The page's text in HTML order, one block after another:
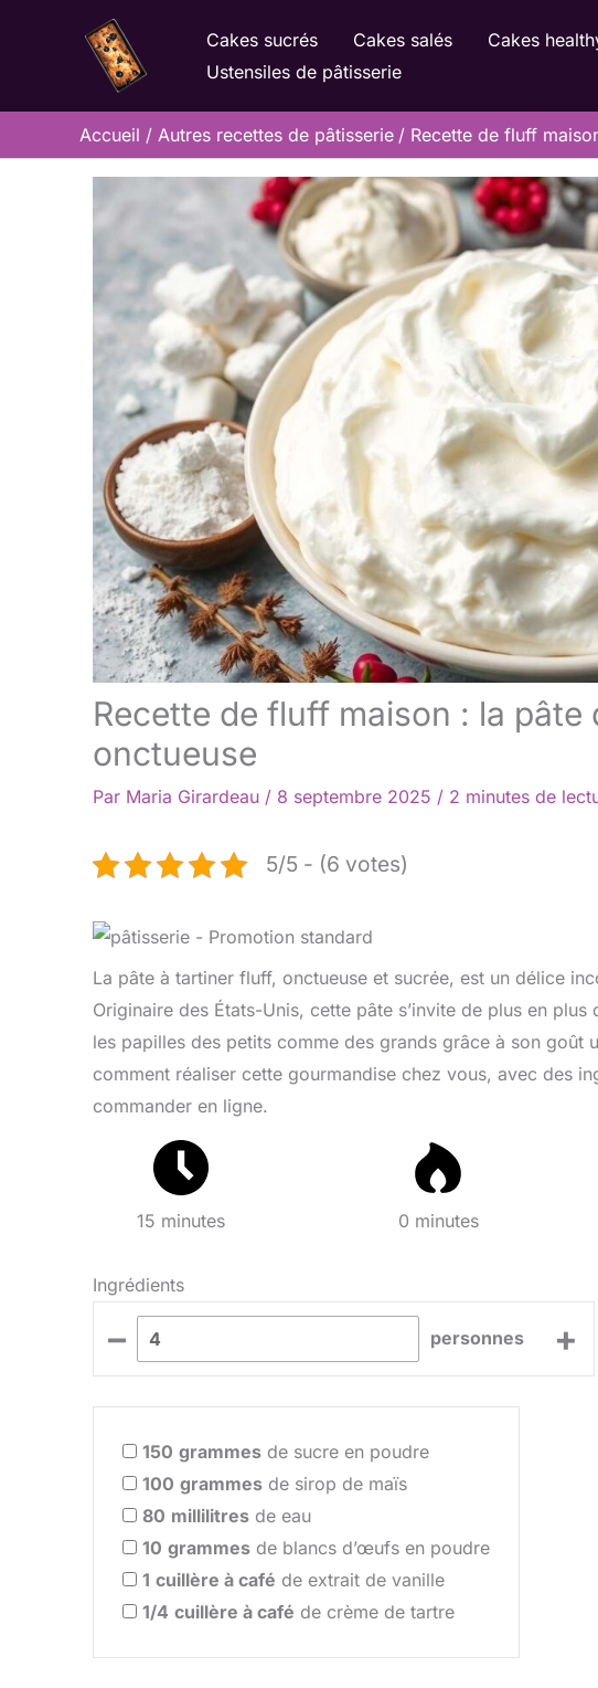
Cakes sucrés Cakes salés Cakes
Ustensiles de pâtisserie
Accueil Autres recettes de pâtisserie Recette de fluff
Recette de fluff maison : la pâte
onctueuse
Par Maria Girardeau / 8 septembre 2025 / 2 minutes de
5/5 - (6 votes)
La pâte à tartiner fluff, onctueuse et sucrée, est un délice
Originaire des États-Unis, cette pâte s’invite de plus en
les papilles des petits comme des grands grâce à son goût
comment réaliser cette gourmandise chez vous, avec des
commander en ligne.
15 minutes 0 minutes
Ingrédients
– personnes +
150 grammes de sucre en poudre
100 grammes de sirop de maïs
80 millilitres de eau
10 grammes de blancs d’œufs en poudre
1 cuillère à café de extrait de vanille
1/4 cuillère à café de crème de tartre